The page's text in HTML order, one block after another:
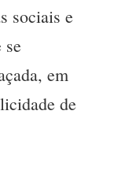
sociais e
se
em
de